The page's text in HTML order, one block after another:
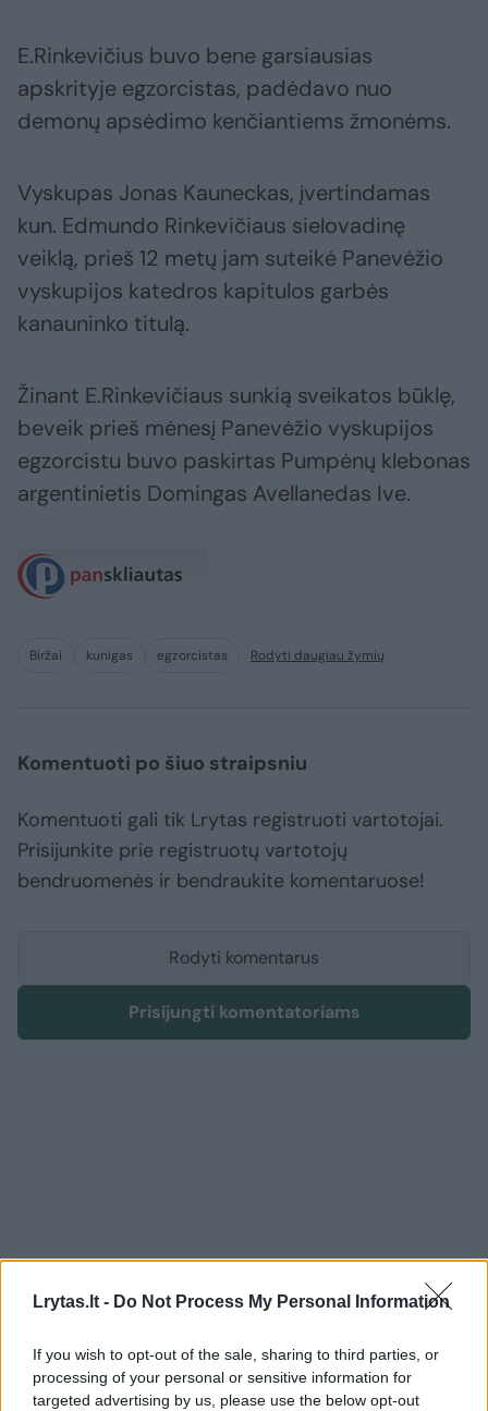
Lrytas.lt - Do Not Process My Personal Information
If you wish to opt-out of the sale, sharing to third parties, or
processing of your personal or sensitive information for
targeted advertising by us, please use the below opt-out
E.Rinkevičius buvo bene garsiausias
apskrityje egzorcistas, padėdavo nuo
demonų apsėdimo kenčiantiems žmonėms.
Vyskupas Jonas Kauneckas, įvertindamas
kun. Edmundo Rinkevičiaus sielovadinę
veiklą, prieš 12 metų jam suteikė Panevėžio
vyskupijos katedros kapitulos garbės
kanauninko titulą.
Žinant E.Rinkevičiaus sunkią sveikatos būklę,
beveik prieš mėnesį Panevėžio vyskupijos
egzorcistu buvo paskirtas Pumpėnų klebonas
argentinietis Domingas Avellanedas Ive.
Biržai kunigas egzorcistas Rodyti daugiau žymių
Komentuoti po šiuo straipsniu
Komentuoti gali tik Lrytas registruoti vartotojai.
Prisijunkite prie registruotų vartotojų
bendruomenės ir bendraukite komentaruose!
Rodyti komentarus
Prisijungti komentatoriams
Lietuvos diena Nelaimės